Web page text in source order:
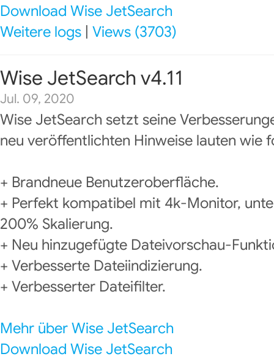
Download Wise JetSearch
Weitere logs Views (3703)
Wise JetSearch v4.11
Jul. 09, 2020
Wise JetSearch setzt seine
neu veröffentlichten Hinweise lauten wie
+ Brandneue Benutzeroberfläche.
+ Perfekt kompatibel mit 4k-Monitor,
200% Skalierung.
+ Neu hinzugefügte Dateivorschau-
+ Verbesserte Dateiindizierung.
+ Verbesserter Dateifilter.
Mehr über Wise JetSearch
Download Wise JetSearch